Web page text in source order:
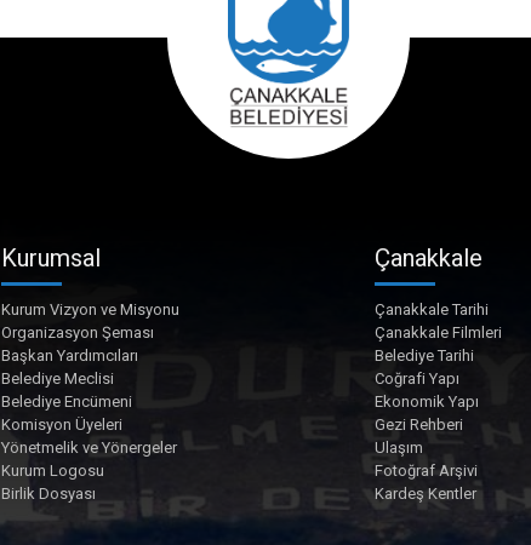
Kurumsal
Kurum Vizyon ve Misyonu
Organizasyon Şeması
Başkan Yardımcıları
Belediye Meclisi
Belediye Encümeni
Komisyon Üyeleri
Yönetmelik ve Yönergeler
Kurum Logosu
Birlik Dosyası
Çanakkale
Çanakkale Tarihi
Çanakkale Filmleri
Belediye Tarihi
Coğrafi Yapı
Ekonomik Yapı
Gezi Rehberi
Ulaşım
Fotoğraf Arşivi
Kardeş Kentler